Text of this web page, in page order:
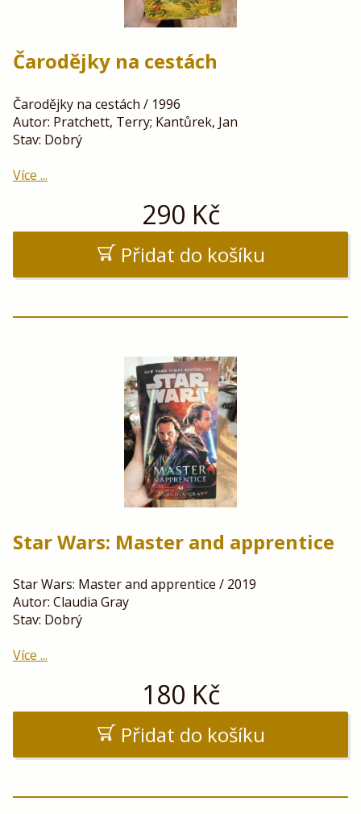
Čarodějky na cestách
Čarodějky na cestách / 1996
Autor: Pratchett, Terry; Kantůrek, Jan
Stav: Dobrý
Více ...
290 Kč
Přidat do košíku
Star Wars: Master and apprentice
Star Wars: Master and apprentice / 2019
Autor: Claudia Gray
Stav: Dobrý
Více ...
180 Kč
Přidat do košíku